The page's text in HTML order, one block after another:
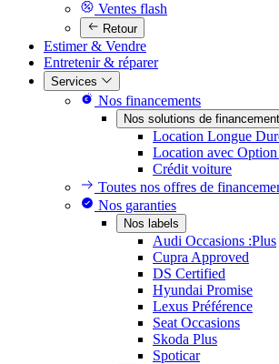
Ventes flash
Retour
Estimer & Vendre
Entretenir & réparer
Services
Nos financements
Nos solutions de financement
Location Longue
Location avec
Crédit voiture
Toutes nos offres de
Nos garanties
Nos labels
Audi Occasions :Plus
Cupra Approved
DS Certified
Hyundai Promise
Lexus Préférence
Seat Occasions
Skoda Plus
Spoticar